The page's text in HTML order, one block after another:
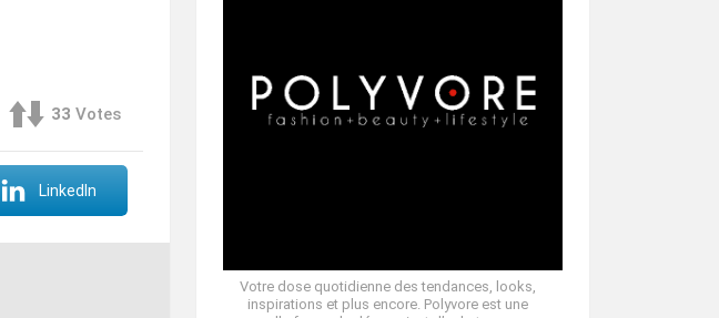
33 Votes
LinkedIn
Votre dose quotidienne des tendances, looks,
inspirations et plus encore. Polyvore est une